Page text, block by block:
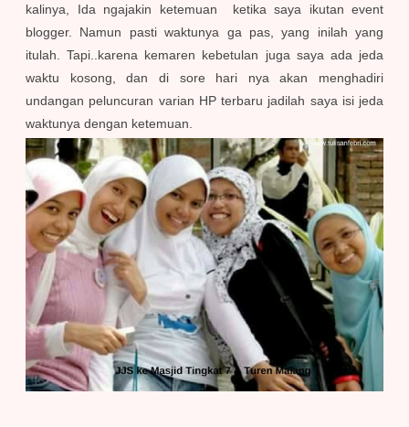
kalinya, Ida ngajakin ketemuan ketika saya ikutan event
blogger. Namun pasti waktunya ga pas, yang inilah yang
itulah. Tapi..karena kemaren kebetulan juga saya ada jeda
waktu kosong, dan di sore hari nya akan menghadiri
undangan peluncuran varian HP terbaru jadilah saya isi jeda
waktunya dengan ketemuan.